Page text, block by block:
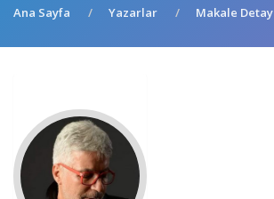
Ana Sayfa Yazarlar Makale Detay